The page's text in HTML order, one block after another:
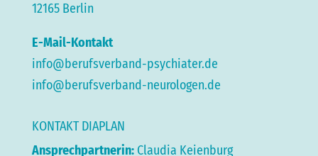
12165 Berlin
E-Mail-Kontakt
info@berufsverband-psychiater.de
info@berufsverband-neurologen.de
KONTAKT DIAPLAN
Ansprechpartnerin:Claudia Keienburg